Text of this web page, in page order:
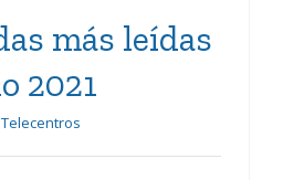
más leídas
2021
Telecentros